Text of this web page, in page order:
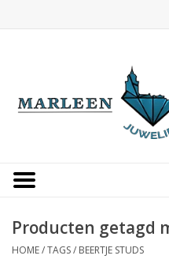
Occasions
Producten getagd
HOME/TAGS/ BEERTJE STUDS